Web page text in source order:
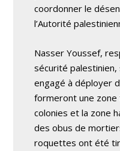
coordonner le
l’Autorité
Nasser Youssef,
sécurité palestinien,
engagé à déployer
formeront une
colonies et la zone
des obus de
roquettes ont été